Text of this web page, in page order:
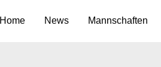
Home News Mannschaften